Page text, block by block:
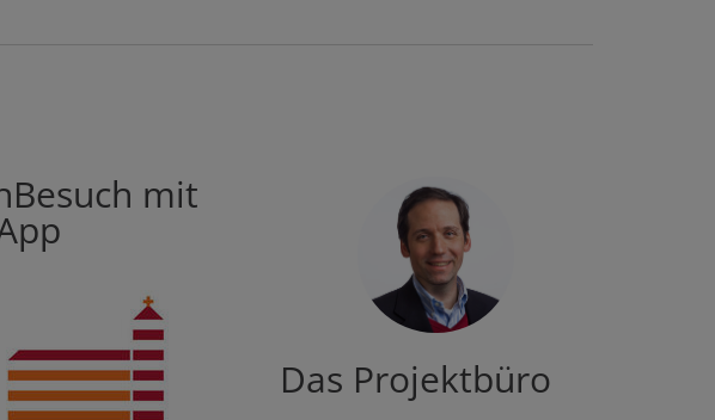
mit
Das Projektbüro